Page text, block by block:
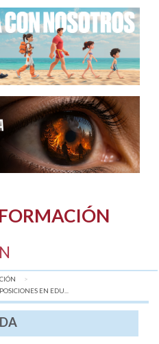
EN EDU...